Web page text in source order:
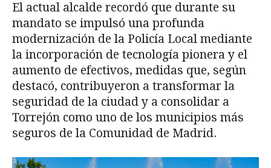
El actual alcalde recordó que durante su
mandato se impulsó una profunda
modernización de la Policía Local mediante
la incorporación de tecnología pionera y el
aumento de efectivos, medidas que, según
destacó, contribuyeron a transformar la
seguridad de la ciudad y a consolidar a
Torrejón como uno de los municipios más
seguros de la Comunidad de Madrid.